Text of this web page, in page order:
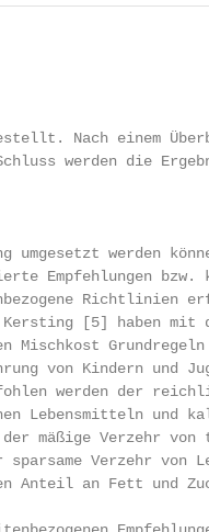
Nach einem
werden die
werden
Empfehlungen bzw.
Richtlinien
[5] haben mit
Grundregeln
von Kindern und
werden der
Lebensmitteln und
mäßige Verzehr von
Verzehr von
Anteil an Fett und